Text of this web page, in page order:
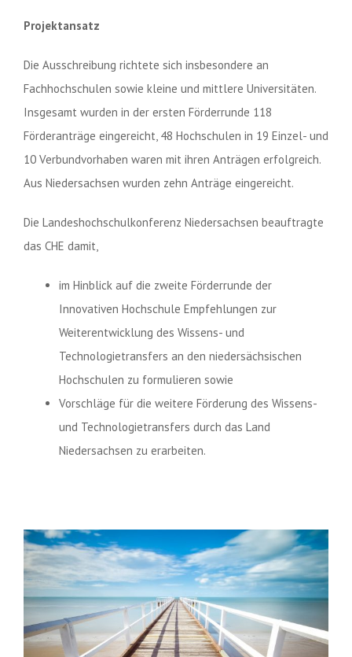
Projektansatz
Die Ausschreibung richtete sich insbesondere an
Fachhochschulen sowie kleine und mittlere Universitäten.
Insgesamt wurden in der ersten Förderrunde 118
Förderanträge eingereicht, 48 Hochschulen in 19 Einzel- und
10 Verbundvorhaben waren mit ihren Anträgen erfolgreich.
Aus Niedersachsen wurden zehn Anträge eingereicht.
Die Landeshochschulkonferenz Niedersachsen beauftragte
das CHE damit,
im Hinblick auf die zweite Förderrunde der
Innovativen Hochschule Empfehlungen zur
Weiterentwicklung des Wissens- und
Technologietransfers an den niedersächsischen
Hochschulen zu formulieren sowie
Vorschläge für die weitere Förderung des Wissens-
und Technologietransfers durch das Land
Niedersachsen zu erarbeiten.